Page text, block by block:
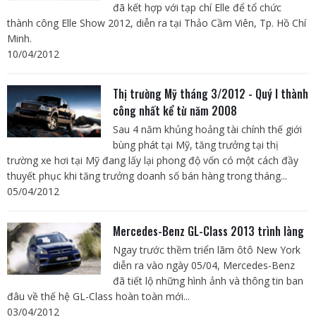
đã kết hợp với tạp chí Elle để tổ chức
thành công Elle Show 2012, diễn ra tại Thảo Cầm Viên, Tp. Hồ Chí
Minh.
10/04/2012
Thị trường Mỹ tháng 3/2012 - Quý I thành
công nhất kể từ năm 2008
Sau 4 năm khủng hoảng tài chính thế giới
bùng phát tại Mỹ, tăng trưởng tại thị
trường xe hơi tại Mỹ đang lấy lại phong độ vốn có một cách đầy
thuyết phục khi tăng trưởng doanh số bán hàng trong tháng...
05/04/2012
Mercedes-Benz GL-Class 2013 trình làng
Ngay trước thềm triển lãm ôtô New York
diễn ra vào ngày 05/04, Mercedes-Benz
đã tiết lộ những hình ảnh và thông tin ban
đâu về thế hệ GL-Class hoàn toàn mới...
03/04/2012